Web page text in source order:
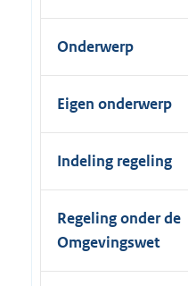
Onderwerp
Eigen onderwerp
Indeling regeling
Regeling onder de
Omgevingswet